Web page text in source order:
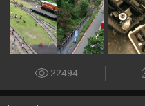
22494